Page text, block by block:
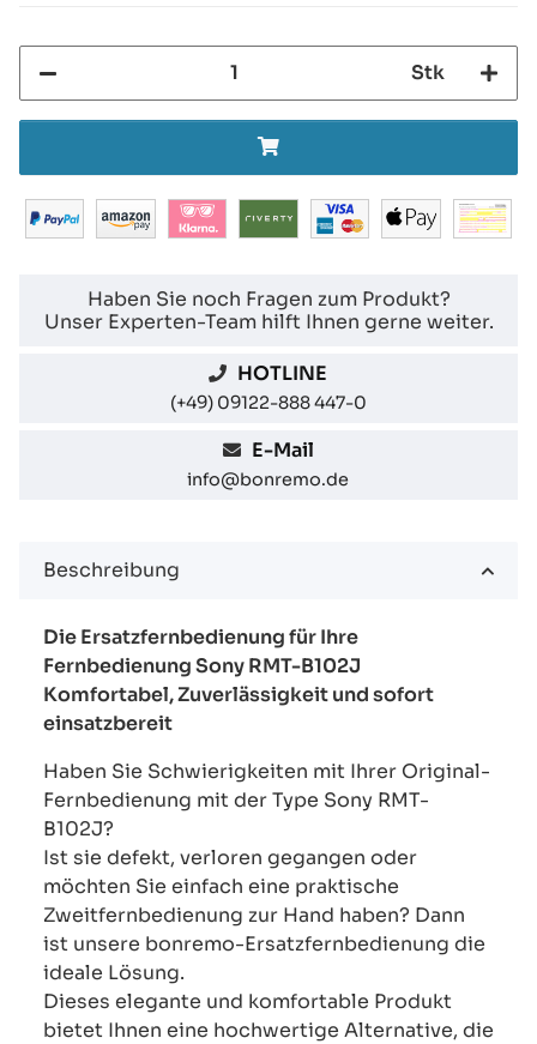
Stk
Haben Sie noch Fragen zum Produkt?
Unser Experten-Team hilft Ihnen gerne weiter.
HOTLINE
(+49) 09122-888 447-0
E-Mail
info@bonremo.de
Beschreibung
Die Ersatzfernbedienung für Ihre
Fernbedienung Sony RMT-B102J
Komfortabel, Zuverlässigkeit und sofort
einsatzbereit
Haben Sie Schwierigkeiten mit Ihrer Original-
Fernbedienung mit der Type Sony RMT-
B102J?
Ist sie defekt, verloren gegangen oder
möchten Sie einfach eine praktische
Zweitfernbedienung zur Hand haben? Dann
ist unsere bonremo-Ersatzfernbedienung die
ideale Lösung.
Dieses elegante und komfortable Produkt
bietet Ihnen eine hochwertige Alternative, die